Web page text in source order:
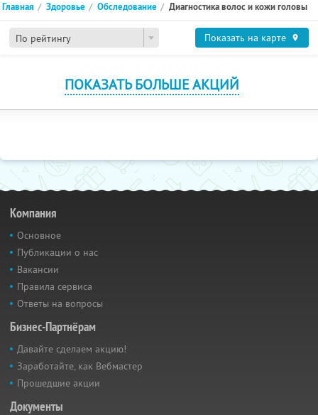
По рейтингу
Главная Здоровье Обследование Диагностика волос и кожи головы
Показать на карте
ПОКАЗАТЬ БОЛЬШЕ АКЦИЙ
Компания
Основное
Публикации о нас
Вакансии
Правила сервиса
Ответы на вопросы
Бизнес-Партнёрам
Давайте сделаем акцию!
Заработайте, как Вебмастер
Прошедшие акции
Документы